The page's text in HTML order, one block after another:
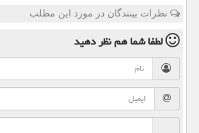
نظرات بینندگان در مورد این مطلب
لطفا شما همنظر دهید